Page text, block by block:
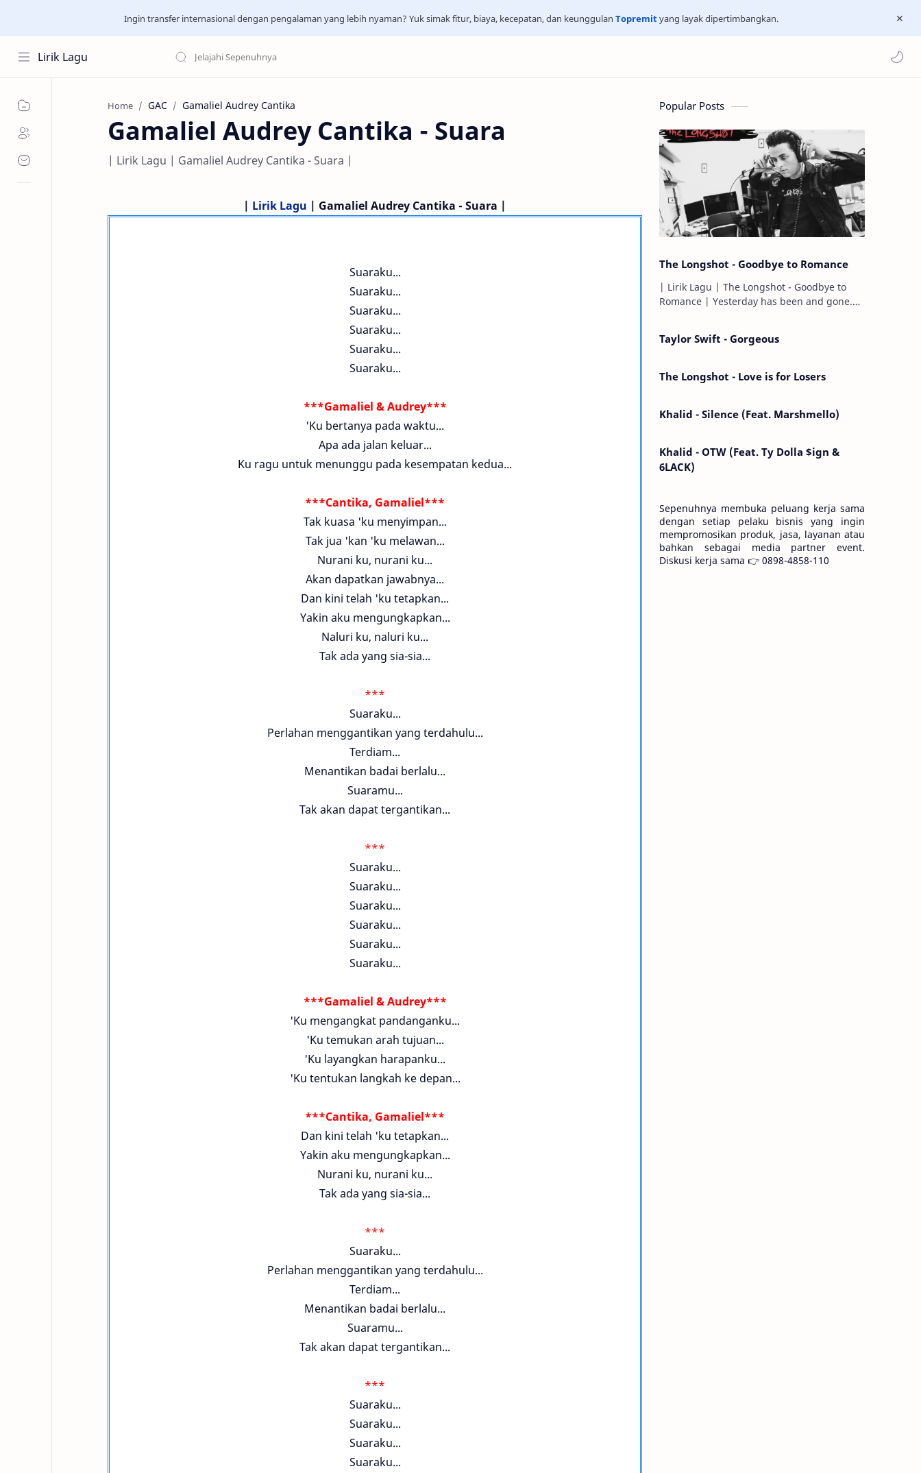
Ingin transfer internasional dengan pengalaman yang lebih nyaman? Yuk simak fitur, biaya, kecepatan, dan keunggulan Topremityang layak dipertimbangkan.
Lirik Lagu
Home GAC Gamaliel Audrey Cantika
Gamaliel Audrey Cantika - Suara
| Lirik Lagu | Gamaliel Audrey Cantika - Suara |
| Lirik Lagu | Gamaliel Audrey Cantika - Suara |
Suaraku...
Suaraku...
Suaraku...
Suaraku...
Suaraku...
Suaraku...
***Gamaliel & Audrey***
'Ku bertanya pada waktu...
Apa ada jalan keluar...
Ku ragu untuk menunggu pada kesempatan kedua...
***Cantika, Gamaliel***
Tak kuasa 'ku menyimpan...
Tak jua 'kan 'ku melawan...
Nurani ku, nurani ku...
Akan dapatkan jawabnya...
Dan kini telah 'ku tetapkan...
Yakin aku mengungkapkan...
Naluri ku, naluri ku...
Tak ada yang sia-sia...
***
Suaraku...
Perlahan menggantikan yang terdahulu...
Terdiam...
Menantikan badai berlalu...
Suaramu...
Tak akan dapat tergantikan...
***
Suaraku...
Suaraku...
Suaraku...
Suaraku...
Suaraku...
Suaraku...
***Gamaliel & Audrey***
'Ku mengangkat pandanganku...
'Ku temukan arah tujuan...
'Ku layangkan harapanku...
'Ku tentukan langkah ke depan...
***Cantika, Gamaliel***
Dan kini telah 'ku tetapkan...
Yakin aku mengungkapkan...
Nurani ku, nurani ku...
Tak ada yang sia-sia...
***
Suaraku...
Perlahan menggantikan yang terdahulu...
Terdiam...
Menantikan badai berlalu...
Suaramu...
Tak akan dapat tergantikan...
***
Suaraku...
Suaraku...
Suaraku...
Suaraku...
Popular Posts
The Longshot - Goodbye to Romance
| Lirik Lagu | The Longshot - Goodbye to
Romance | Yesterday has been and gone.
Taylor Swift - Gorgeous
The Longshot - Love is for Losers
Khalid - Silence (Feat. Marshmello)
Khalid - OTW (Feat. Ty Dolla $ign &
6LACK)
Sepenuhnya membuka peluang kerja sama
dengan setiap pelaku bisnis yang ingin
mempromosikan produk, jasa, layanan atau
bahkan sebagai media partner event.
Diskusi kerja sama 👉 0898-4858-110